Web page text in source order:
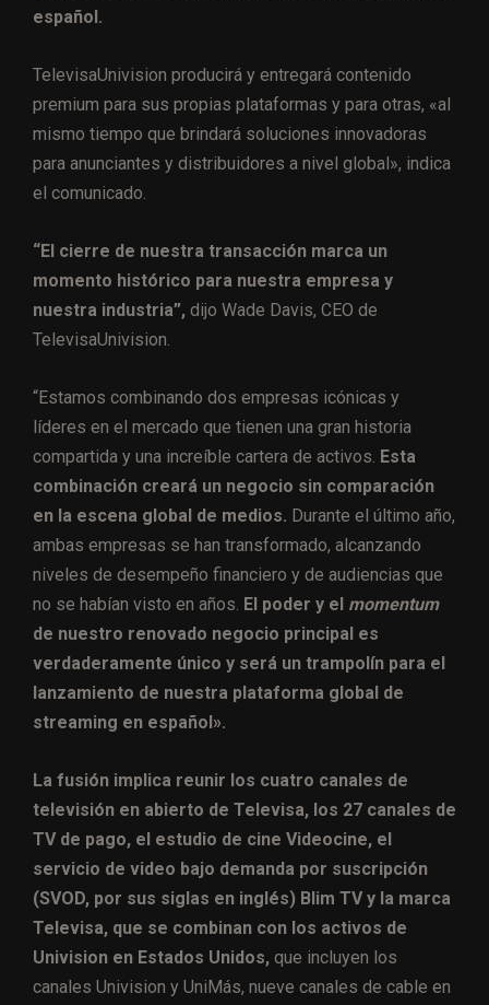
español.
TelevisaUnivision producirá y entregará contenido
premium para sus propias plataformas y para otras, «al
mismo tiempo que brindará soluciones innovadoras
para anunciantes y distribuidores a nivel global», indica
el comunicado.
“El cierre de nuestra transacción marca un
momento histórico para nuestra empresa y
nuestra industria”, dijo Wade Davis, CEO de
TelevisaUnivision.
“Estamos combinando dos empresas icónicas y
líderes en el mercado que tienen una gran historia
compartida y una increíble cartera de activos. Esta
combinación creará un negocio sin comparación
en la escena global de medios. Durante el último año,
ambas empresas se han transformado, alcanzando
niveles de desempeño financiero y de audiencias que
no se habían visto en años. El poder y el momentum
de nuestro renovado negocio principal es
verdaderamente único y será un trampolín para el
lanzamiento de nuestra plataforma global de
streaming en español».
La fusión implica reunir los cuatro canales de
televisión en abierto de Televisa, los 27 canales de
TV de pago, el estudio de cine Videocine, el
servicio de video bajo demanda por suscripción
(SVOD, por sus siglas en inglés) Blim TV y la marca
Televisa, que se combinan con los activos de
Univision en Estados Unidos, que incluyen los
canales Univision y UniMás, nueve canales de cable en